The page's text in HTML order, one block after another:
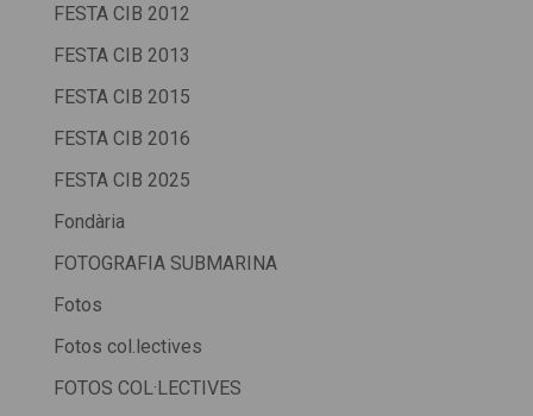
FESTA CIB 2012
FESTA CIB 2013
FESTA CIB 2015
FESTA CIB 2016
FESTA CIB 2025
Fondària
FOTOGRAFIA SUBMARINA
Fotos
Fotos col.lectives
FOTOS COL·LECTIVES